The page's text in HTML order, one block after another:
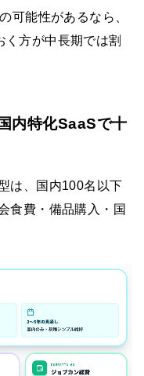
可能性があるなら、
方が中長期では割
内特化SaaSで十
は、国内100名以下
食費・備品購入・国